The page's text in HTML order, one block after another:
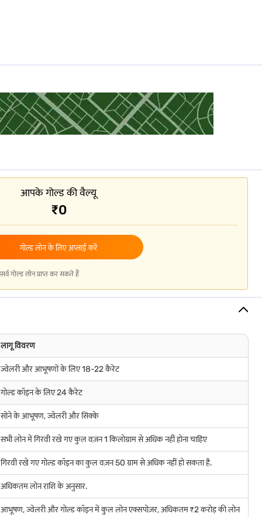
आसान हो जाता है. टैक्स लाभ को अधिकतम करने के लिए इन्वेस्टर को अपने
करती है.
है. हालांकि, अगर कोई निवेशक मेच्योरिटी से पहले SGB बेचता है, तो टैक्सेशन के
टर्म कैपिटल गेन (LTCG) पर इंडेक्सेशन लाभों के साथ 20% पर टैक्स लगाया जाता है.
को समझने से निवेशकों को अपनी टैक्स देयताओं को बेहतर बनाने में मदद मिलती है और
वाले व्यापक sgb टैक्स लाभों पर विचार किया जाए.
लाभों के साथ 20% टैक्स लगाया जाता है.
आपके गोल्ड की वैल्यू
₹0
गोल्ड लोन के लिए अप्लाई करें
गोल्ड लोन प्राप्त कर सकते हैं
लागू विवरण
ज्वेलरी और आभूषणों के लिए 18-22 कैरेट
गोल्ड कॉइन के लिए 24 कैरेट
सोने के आभूषण, ज्वेलरी और सिक्के
सभी लोन में गिरवी रखे गए कुल वज़न 1 किलोग्राम से अधिक नहीं होना चाहिए
गिरवी रखे गए गोल्ड कॉइन का कुल वज़न 50 ग्राम से अधिक नहीं हो सकता है.
अधिकतम लोन राशि के अनुसार.
आभूषण, ज्वेलरी और गोल्ड कॉइन में कुल लोन एक्सपोज़र, अधिकतम ₹2 करोड़ की लोन